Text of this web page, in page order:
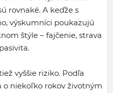
rovnaké. A keďže s
výskumníci poukazujú
štýle – fajčenie, strava
vyššie riziko. Podľa
o niekoľko rokov životným